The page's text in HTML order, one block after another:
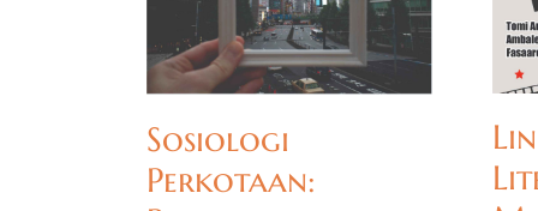
Sosiologi
Perkotaan: